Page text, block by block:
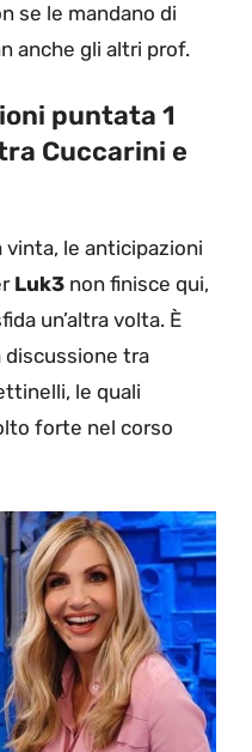
se le mandano di
anche gli altri prof.
puntata 1
Cuccarini e
le anticipazioni
Luk3 non finisce qui,
un’altra volta. È
discussione tra
le quali
forte nel corso